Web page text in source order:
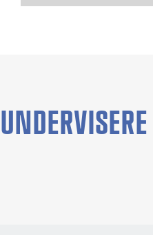
UNDERVISERE